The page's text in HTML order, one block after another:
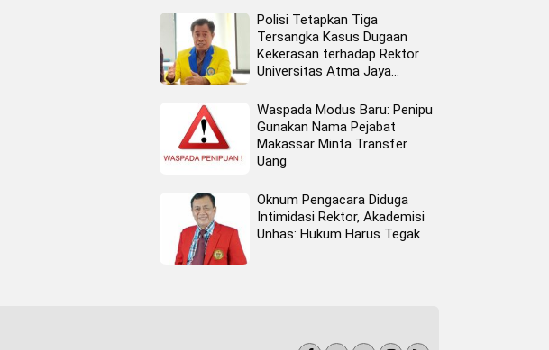
Polisi Tetapkan Tiga
Tersangka Kasus Dugaan
Kekerasan terhadap Rektor
Universitas Atma Jaya
Waspada Modus Baru: Penipu
Gunakan Nama Pejabat
Makassar Minta Transfer
Uang
Oknum Pengacara Diduga
Intimidasi Rektor, Akademisi
Unhas: Hukum Harus Tegak